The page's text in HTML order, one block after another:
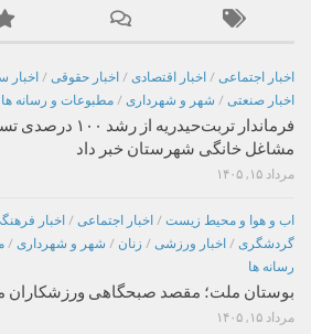
اخبار اجتماعی / اخبار اقتصادی / اخبار حقوقی /
اخبار صنعتی / شهر و شهرداری / مطبوعات و رسانه ها
فرماندار تربت‌حیدریه از رشد
مشاغل خانگی شهرستان خبر داد
مرداد ۱۵, ۱۴۰۵
اب و هوا و محیط زیست / اخبار اجتماعی / اخبار
گردشگری / اخبار ورزشی / زنان / شهر و شهرداری /
رسانه ها
بوستان ملت؛ مقصد صبحگاهی ورزشکاران
مرداد ۱۵, ۱۴۰۵